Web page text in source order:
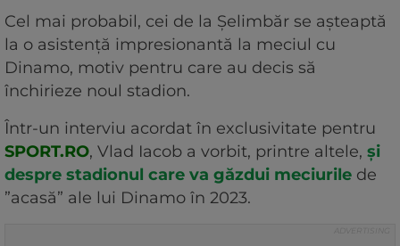
Cel mai probabil, cei de la Șelimbăr se așteaptă
la o asistență impresionantă la meciul cu
Dinamo, motiv pentru care au decis să
închirieze noul stadion.
Într-un interviu acordat în exclusivitate pentru
SPORT.RO, Vlad Iacob a vorbit, printre altele, și
despre stadionul care va găzdui meciurile de
”acasă” ale lui Dinamo în 2023.